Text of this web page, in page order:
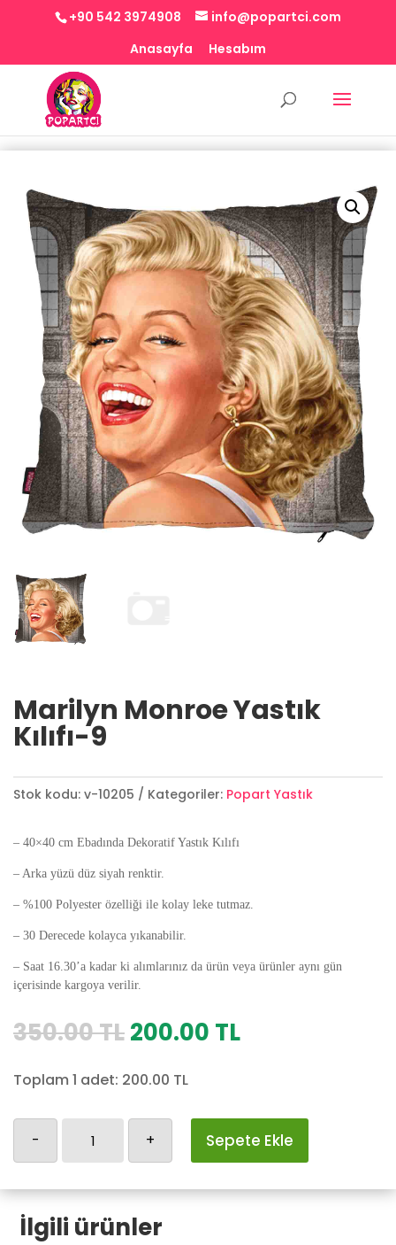
+90 542 3974908
info@popartci.com
Anasayfa
Hesabım
Marilyn Monroe Yastık
Kılıfı-9
Stok kodu: v-10205 Kategoriler: Popart Yastık
– 40×40 cm Ebadında Dekoratif Yastık Kılıfı
– Arka yüzü düz siyah renktir.
– %100 Polyester özelliği ile kolay leke tutmaz.
– 30 Derecede kolayca yıkanabilir.
– Saat 16.30’a kadar ki alımlarınız da ürün veya ürünler aynı gün
içerisinde kargoya verilir.
350.00TLOrijinal
350.00 TL.
200.00 TLŞu
Toplam 1 adet: 200.00 TL
-
Kılıfı-9
adet
+ Sepete Ekle
İlgili ürünler